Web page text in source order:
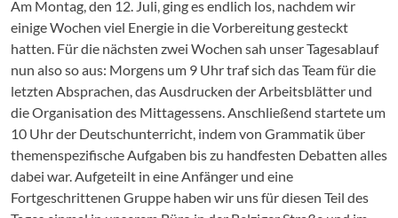
Am Montag, den 12. Juli, ging es endlich los, nachdem wir
einige Wochen viel Energie in die Vorbereitung gesteckt
hatten. Für die nächsten zwei Wochen sah unser Tagesablauf
nun also so aus: Morgens um 9 Uhr traf sich das Team für die
letzten Absprachen, das Ausdrucken der Arbeitsblätter und
die Organisation des Mittagessens. Anschließend startete um
10 Uhr der Deutschunterricht, indem von Grammatik über
themenspezifische Aufgaben bis zu handfesten Debatten alles
dabei war. Aufgeteilt in eine Anfänger und eine
Fortgeschrittenen Gruppe haben wir uns für diesen Teil des